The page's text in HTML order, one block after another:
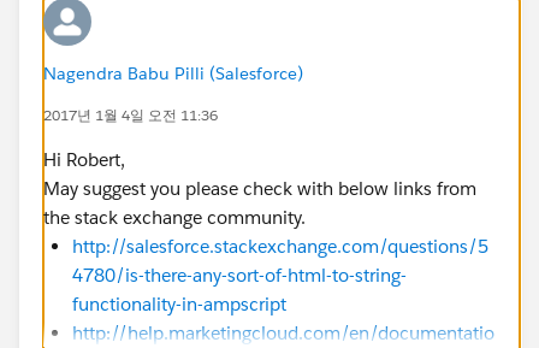
Nagendra Babu Pilli (Salesforce)
2017년 1월 4일 오전 11:36
Hi Robert,
May suggest you please check with below links from
the stack exchange community.
http://salesforce.stackexchange.com/questions/5
4780/is-there-any-sort-of-html-to-string-
functionality-in-ampscript
http://help.marketingcloud.com/en/documentatio